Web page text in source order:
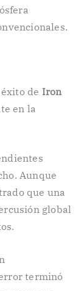
de Iron
en la
Aunque
que una
global
terminó